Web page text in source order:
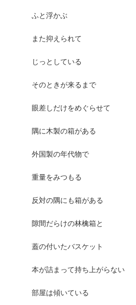
ふと浮かぶ
また抑えられて
じっとしている
そのときが来るまで
眼差しだけをめぐらせて
隅に木製の箱がある
外国製の年代物で
重量をみつもる
反対の隅にも箱がある
隙間だらけの林檎箱と
蓋の付いたバスケット
本が詰まって持ち上がらない
部屋は傾いている